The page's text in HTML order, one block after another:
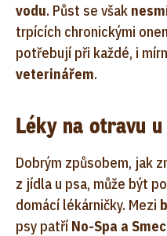
vodu. Půst se však
trpících chronickými
potřebují při každé, i
veterinářem.
Léky na otravu u
Dobrým způsobem, jak
z jídla u psa, může být
domácí lékárničky. Mezi
psy patří No-Spa a